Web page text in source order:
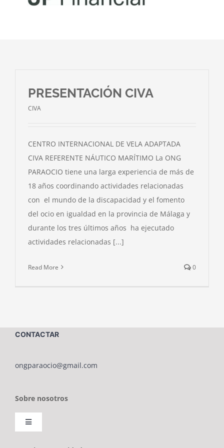
Noticias
PRESENTACIÓN CIVA
CIVA
CENTRO INTERNACIONAL DE VELA ADAPTADA
CIVA REFERENTE NÁUTICO MARÍTIMO La ONG
PARAOCIO tiene una larga experiencia de más de
18 años coordinando actividades relacionadas
con el mundo de la discapacidad y el fomento
del ocio en igualdad en la provincia de Málaga y
durante los tres últimos años ha ejecutado
actividades relacionadas [...]
Read More 0
CONTACTAR
ongparaocio@gmail.com
Sobre nosotros
Toggle
Navigation